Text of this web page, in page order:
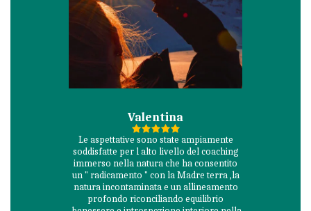
Valentina
Le aspettative sono state ampiamente
soddisfatte per l alto livello del coaching
immerso nella natura che ha consentito
un " radicamento " con la Madre terra ,la
natura incontaminata e un allineamento
profondo riconciliando equilibrio